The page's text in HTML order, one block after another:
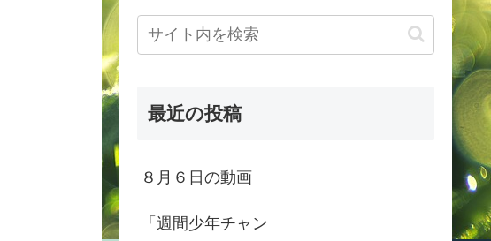
最近の投稿
８月６日の動画
「週間少年チャン